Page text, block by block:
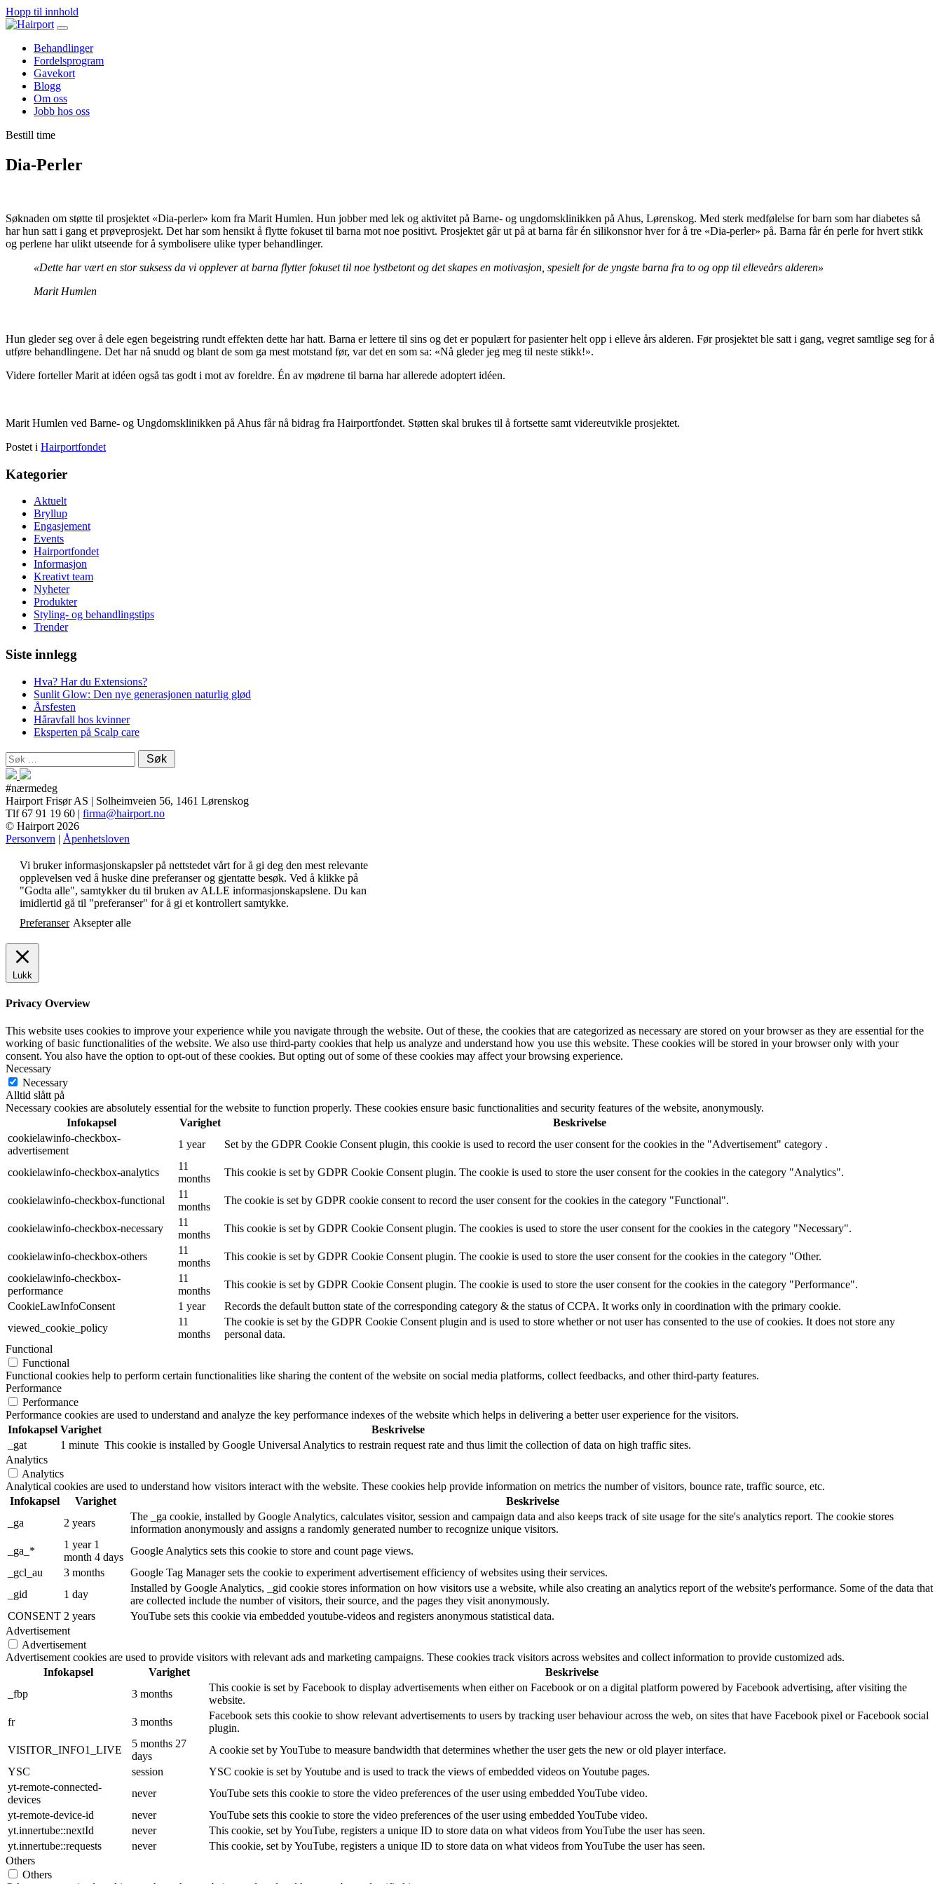
Hopp til innhold
Behandlinger
Fordelsprogram
Gavekort
Blogg
Om oss
Jobb hos oss
Bestill time
Dia-Perler
Søknaden om støtte til prosjektet «Dia-perler» kom fra Marit Humlen. Hun jobber med lek og aktivitet på Barne- og ungdomsklinikken på Ahus, Lørenskog. Med sterk medfølelse for barn som har diabetes så
har hun satt i gang et prøveprosjekt. Det har som hensikt å flytte fokuset til barna mot noe positivt. Prosjektet går ut på at barna får én silikonsnor hver for å tre «Dia-perler» på. Barna får én perle for hvert stikk
og perlene har ulikt utseende for å symbolisere ulike typer behandlinger.
«Dette har vært en stor suksess da vi opplever at barna flytter fokuset til noe lystbetont og det skapes en motivasjon, spesielt for de yngste barna fra to og opp til elleveårs alderen»
Marit Humlen
Hun gleder seg over å dele egen begeistring rundt effekten dette har hatt. Barna er lettere til sins og det er populært for pasienter helt opp i elleve års alderen. Før prosjektet ble satt i gang, vegret samtlige seg for å
utføre behandlingene. Det har nå snudd og blant de som ga mest motstand før, var det en som sa: «Nå gleder jeg meg til neste stikk!».
Videre forteller Marit at idéen også tas godt i mot av foreldre. Én av mødrene til barna har allerede adoptert idéen.
Marit Humlen ved Barne- og Ungdomsklinikken på Ahus får nå bidrag fra Hairportfondet. Støtten skal brukes til å fortsette samt videreutvikle prosjektet.
Postet i Hairportfondet
Kategorier
Aktuelt
Bryllup
Engasjement
Events
Hairportfondet
Informasjon
Kreativt team
Nyheter
Produkter
Styling- og behandlingstips
Trender
Siste innlegg
Hva? Har du Extensions?
Sunlit Glow: Den nye generasjonen naturlig glød
Årsfesten
Håravfall hos kvinner
Eksperten på Scalp care
Søk
etter:
#nærmedeg
Hairport Frisør AS | Solheimveien 56, 1461 Lørenskog
Tlf 67 91 19 60 | firma@hairport.no
© Hairport 2026
Personvern | Åpenhetsloven
Vi bruker informasjonskapsler på nettstedet vårt for å gi deg den mest relevante
opplevelsen ved å huske dine preferanser og gjentatte besøk. Ved å klikke på
"Godta alle", samtykker du til bruken av ALLE informasjonskapslene. Du kan
imidlertid gå til "preferanser" for å gi et kontrollert samtykke.
Preferanser Aksepter alle
Lukk
Privacy Overview
This website uses cookies to improve your experience while you navigate through the website. Out of these, the cookies that are categorized as necessary are stored on your browser as they are essential for the
working of basic functionalities of the website. We also use third-party cookies that help us analyze and understand how you use this website. These cookies will be stored in your browser only with your
consent. You also have the option to opt-out of these cookies. But opting out of some of these cookies may affect your browsing experience.
Necessary
Necessary
Alltid slått på
Necessary cookies are absolutely essential for the website to function properly. These cookies ensure basic functionalities and security features of the website, anonymously.
Infokapsel
Varighet
Beskrivelse
cookielawinfo-checkbox-
advertisement
1 year Set by the GDPR Cookie Consent plugin, this cookie is used to record the user consent for the cookies in the "Advertisement" category .
cookielawinfo-checkbox-analytics
11
months
This cookie is set by GDPR Cookie Consent plugin. The cookie is used to store the user consent for the cookies in the category "Analytics".
cookielawinfo-checkbox-functional
11
months
The cookie is set by GDPR cookie consent to record the user consent for the cookies in the category "Functional".
cookielawinfo-checkbox-necessary
11
months
This cookie is set by GDPR Cookie Consent plugin. The cookies is used to store the user consent for the cookies in the category "Necessary".
cookielawinfo-checkbox-others
11
months
This cookie is set by GDPR Cookie Consent plugin. The cookie is used to store the user consent for the cookies in the category "Other.
cookielawinfo-checkbox-
performance
11
months
This cookie is set by GDPR Cookie Consent plugin. The cookie is used to store the user consent for the cookies in the category "Performance".
CookieLawInfoConsent
1 year
Records the default button state of the corresponding category & the status of CCPA. It works only in coordination with the primary cookie.
viewed_cookie_policy
11
months
The cookie is set by the GDPR Cookie Consent plugin and is used to store whether or not user has consented to the use of cookies. It does not store any
personal data.
Functional
Functional
Functional cookies help to perform certain functionalities like sharing the content of the website on social media platforms, collect feedbacks, and other third-party features.
Performance
Performance
Performance cookies are used to understand and analyze the key performance indexes of the website which helps in delivering a better user experience for the visitors.
Infokapsel Varighet
Beskrivelse
_gat
1 minute This cookie is installed by Google Universal Analytics to restrain request rate and thus limit the collection of data on high traffic sites.
Analytics
Analytics
Analytical cookies are used to understand how visitors interact with the website. These cookies help provide information on metrics the number of visitors, bounce rate, traffic source, etc.
Infokapsel
Varighet
Beskrivelse
_ga
2 years
The _ga cookie, installed by Google Analytics, calculates visitor, session and campaign data and also keeps track of site usage for the site's analytics report. The cookie stores
information anonymously and assigns a randomly generated number to recognize unique visitors.
_ga_*
1 year 1
month 4 days
Google Analytics sets this cookie to store and count page views.
_gcl_au
3 months
Google Tag Manager sets the cookie to experiment advertisement efficiency of websites using their services.
_gid
1 day
Installed by Google Analytics, _gid cookie stores information on how visitors use a website, while also creating an analytics report of the website's performance. Some of the data that
are collected include the number of visitors, their source, and the pages they visit anonymously.
CONSENT 2 years
YouTube sets this cookie via embedded youtube-videos and registers anonymous statistical data.
Advertisement
Advertisement
Advertisement cookies are used to provide visitors with relevant ads and marketing campaigns. These cookies track visitors across websites and collect information to provide customized ads.
Infokapsel
Varighet
Beskrivelse
_fbp
3 months
This cookie is set by Facebook to display advertisements when either on Facebook or on a digital platform powered by Facebook advertising, after visiting the
website.
fr
3 months
Facebook sets this cookie to show relevant advertisements to users by tracking user behaviour across the web, on sites that have Facebook pixel or Facebook social
plugin.
VISITOR_INFO1_LIVE
5 months 27
days
A cookie set by YouTube to measure bandwidth that determines whether the user gets the new or old player interface.
YSC
session
YSC cookie is set by Youtube and is used to track the views of embedded videos on Youtube pages.
yt-remote-connected-
devices
never
YouTube sets this cookie to store the video preferences of the user using embedded YouTube video.
yt-remote-device-id
never
YouTube sets this cookie to store the video preferences of the user using embedded YouTube video.
yt.innertube::nextId
never
This cookie, set by YouTube, registers a unique ID to store data on what videos from YouTube the user has seen.
yt.innertube::requests
never
This cookie, set by YouTube, registers a unique ID to store data on what videos from YouTube the user has seen.
Others
Others